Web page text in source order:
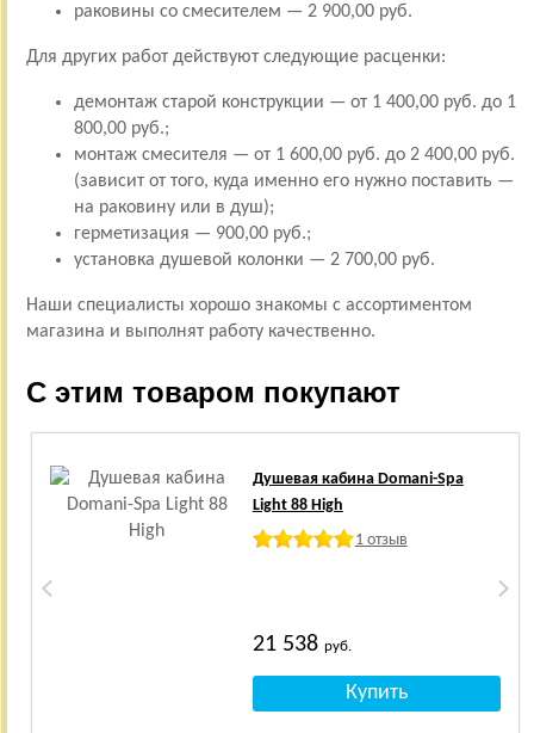
раковины со смесителем — 2 900,00 руб.
Для других работ действуют следующие расценки:
демонтаж старой конструкции — от 1 400,00 руб. до 1
800,00 руб.;
монтаж смесителя — от 1 600,00 руб. до 2 400,00 руб.
(зависит от того, куда именно его нужно поставить —
на раковину или в душ);
герметизация — 900,00 руб.;
установка душевой колонки — 2 700,00 руб.
Наши специалисты хорошо знакомы с ассортиментом
магазина и выполнят работу качественно.
С этим товаром покупают
Душевая кабина Domani-Spa
Light 88 High
1 отзыв
21 538 руб.